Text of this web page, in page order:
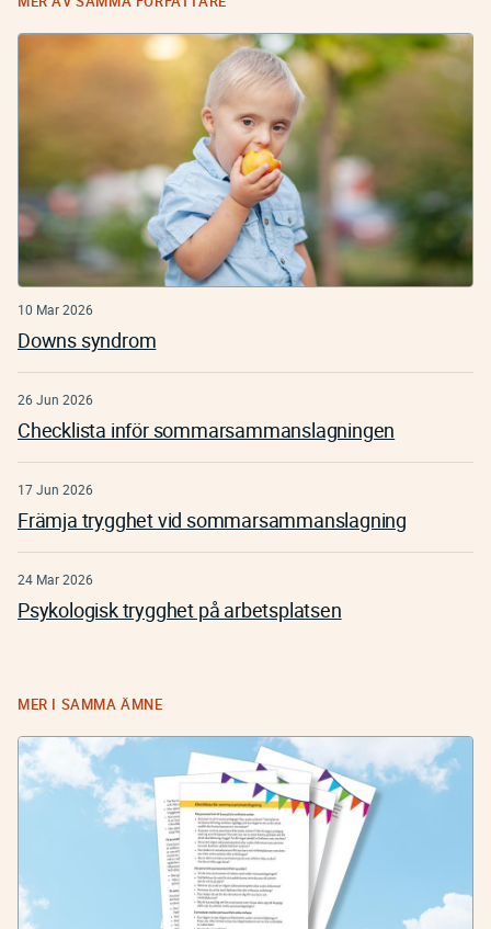
10 Mar 2026
Downs syndrom
26 Jun 2026
Checklista inför sommarsammanslagningen
17 Jun 2026
Främja trygghet vid sommarsammanslagning
24 Mar 2026
Psykologisk trygghet på arbetsplatsen
MER I SAMMA ÄMNE